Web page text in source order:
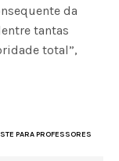
da
tantas
total”,
PARA PROFESSORES